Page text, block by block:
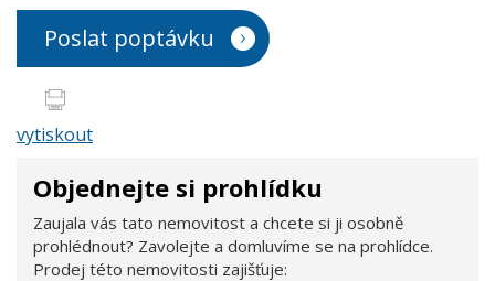
Poslat poptávku
vytiskout
Objednejte si prohlídku
Zaujala vás tato nemovitost a chcete si ji osobně
prohlédnout? Zavolejte a domluvíme se na prohlídce.
Prodej této nemovitosti zajišťuje: